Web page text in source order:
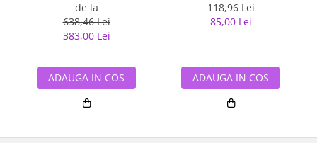
de la
638,46 Lei
383,00 Lei
ADAUGA IN COS
118,96 Lei
85,00 Lei
ADAUGA IN COS